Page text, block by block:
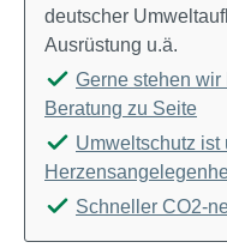
deutscher
Ausrüstung u.ä.
Gerne stehen wir
Beratung zu Seite
Umweltschutz ist
Schneller CO2-